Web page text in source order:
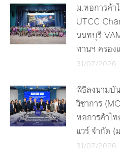
ม.หอการค้
UTCC
นนทบุรี
ทานฯ ครอง
31/07/2026
พิธีลงนามบั
วิชาการ
หอการค้าไ
แวร์ จำกัด (
31/07/2026